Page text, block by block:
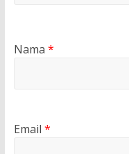
Nama *
Email *